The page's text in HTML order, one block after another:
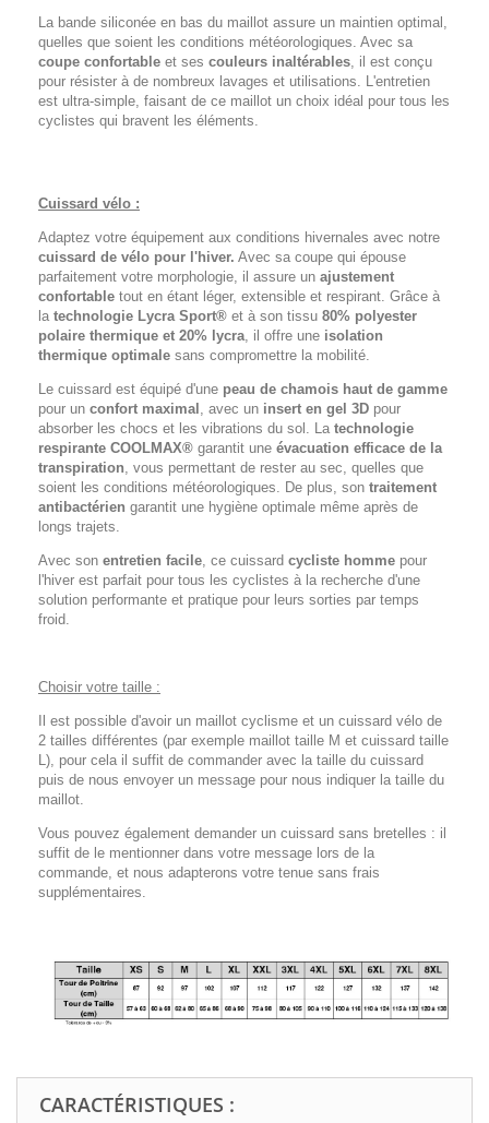
La bande siliconée en bas du maillot assure un maintien optimal,
quelles que soient les conditions météorologiques. Avec sa
coupe confortable et ses couleurs inaltérables, il est conçu
pour résister à de nombreux lavages et utilisations. L'entretien
est ultra-simple, faisant de ce maillot un choix idéal pour tous les
cyclistes qui bravent les éléments.
Cuissard vélo :
Adaptez votre équipement aux conditions hivernales avec notre
cuissard de vélo pour l'hiver. Avec sa coupe qui épouse
parfaitement votre morphologie, il assure un ajustement
confortable tout en étant léger, extensible et respirant. Grâce à
la technologie Lycra Sport® et à son tissu 80% polyester
polaire thermique et 20% lycra, il offre une isolation
thermique optimale sans compromettre la mobilité.
Le cuissard est équipé d'une peau de chamois haut de gamme
pour un confort maximal , avec un insert en gel 3D pour
absorber les chocs et les vibrations du sol. La technologie
respirante COOLMAX® garantit une évacuation efficace de la
transpiration, vous permettant de rester au sec, quelles que
soient les conditions météorologiques. De plus, son traitement
antibactérien garantit une hygiène optimale même après de
longs trajets.
Avec son entretien facile, ce cuissard cycliste homme pour
l'hiver est parfait pour tous les cyclistes à la recherche d'une
solution performante et pratique pour leurs sorties par temps
froid.
Choisir votre taille :
Il est possible d'avoir un maillot cyclisme et un cuissard vélo de
2 tailles différentes (par exemple maillot taille M et cuissard taille
L), pour cela il suffit de commander avec la taille du cuissard
puis de nous envoyer un message pour nous indiquer la taille du
maillot.
Vous pouvez également demander un cuissard sans bretelles : il
suffit de le mentionner dans votre message lors de la
commande, et nous adapterons votre tenue sans frais
supplémentaires.
CARACTÉRISTIQUES :